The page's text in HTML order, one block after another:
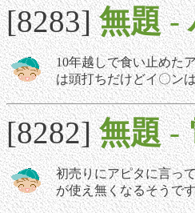
[8283]無題-
10年越しで食い止めた
は頭打ちだけどイ〇ン
[8282]無題-
初売りにアピタに言っ
が使え無くなるそうで